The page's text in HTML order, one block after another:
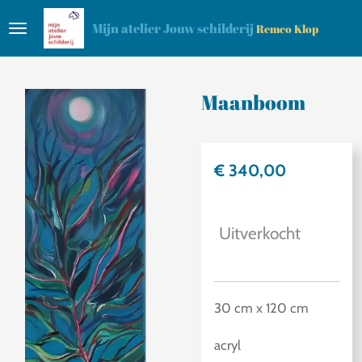
Ga
hoofdinhoud
Mijn atelier Jouw schilderij Remco Klop
Maanboom
€ 340,00
Uitverkocht
30 cm x 120 cm
acryl